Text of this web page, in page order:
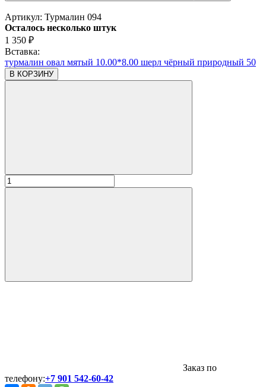
Артикул: Турмалин 094
Осталось несколько штук
1 350 ₽
Вставка:
турмалин овал мятый 10.00*8.00 шерл чёрный природный 50
В КОРЗИНУ
Заказ по
телефону:+7 901 542-60-42